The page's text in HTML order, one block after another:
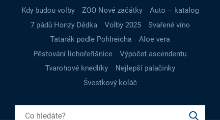
Kdy budou volby
ZOO Nové začátky
Auto – katalog
7 pádů Honzy Dědka
Volby 2025
Svařené víno
Tatarák podle Pohlreicha
Aloe vera
Pěstování lichořeřišnice
Výpočet ascendentu
Tvarohové knedlíky
Nejlepší palačinky
Švestkový koláč